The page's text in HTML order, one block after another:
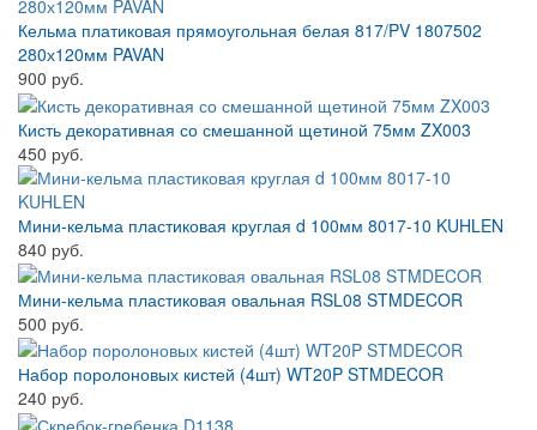
Кельма платиковая прямоугольная белая 817/PV 1807502
280х120мм PAVAN
900 руб.
Кисть декоративная со смешанной щетиной 75мм ZX003
450 руб.
Мини-кельма пластиковая круглая d 100мм 8017-10 KUHLEN
840 руб.
Мини-кельма пластиковая овальная RSL08 STMDECOR
500 руб.
Набор поролоновых кистей (4шт) WT20P STMDECOR
240 руб.